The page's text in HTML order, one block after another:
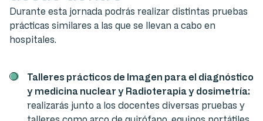
Durante esta jornada podrás realizar distintas pruebas
prácticas similares a las que se llevan a cabo en
hospitales.
Talleres prácticos de Imagen para el diagnóstico
y medicina nuclear y Radioterapia y dosimetría:
realizarás junto a los docentes diversas pruebas y